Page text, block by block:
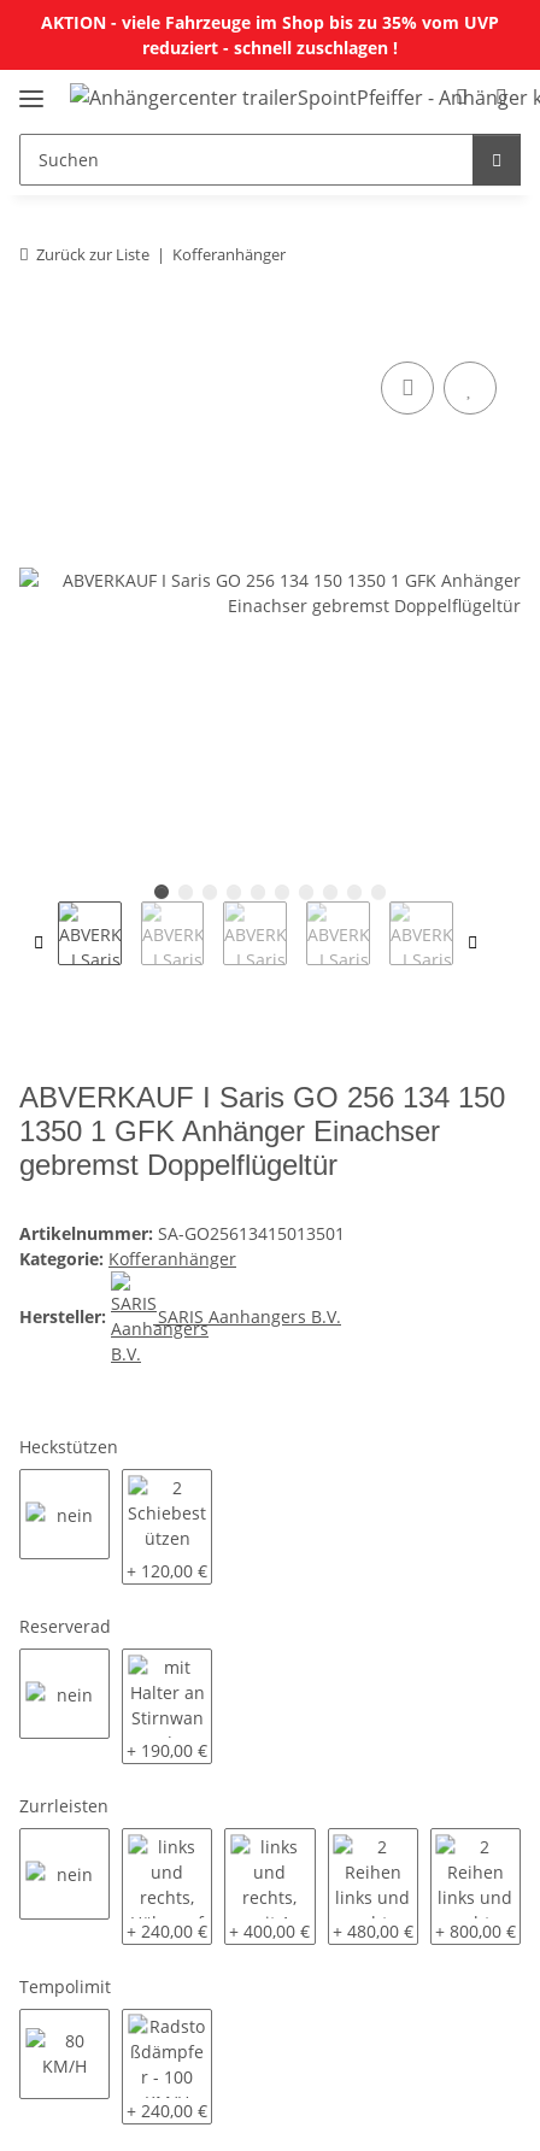
AKTION - viele Fahrzeuge im Shop bis zu 35% vom UVP
reduziert - schnell zuschlagen !
Zurück zur Liste Kofferanhänger
ABVERKAUF I Saris GO 256 134 150
1350 1 GFK Anhänger Einachser
gebremst Doppelflügeltür
Artikelnummer: SA-GO25613415013501
Kategorie: Kofferanhänger
Hersteller: SARIS Aanhangers B.V.
Heckstützen
2 Schiebestützen (48)
+ 120,00 €
Reserverad
mit Halter an Stirnwand
+ 190,00 €
Zurrleisten
links und rechts, Höhe auf 85 cm
+ 240,00 € links und rechts, mit 1 Sperrbalken
+ 400,00 € 2 Reihen links und
+ 480,00 € 2 Reihen
+ 800,00 €
Tempolimit
80 KM/HRadstoßdämpfer - 100 KM/H
+ 240,00 €